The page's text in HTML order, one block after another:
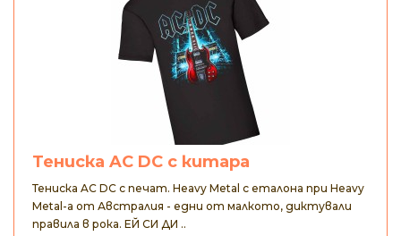
Тениска AC DC с китара
Тениска AC DC с печат. Heavy Metal с еталона при Heavy
Metal-а от Австралия - едни от малкото, диктували
правила в рока. ЕЙ СИ ДИ ..